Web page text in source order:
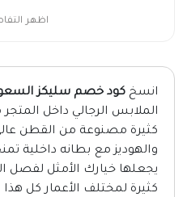
اظهر
انسخ كود خصم سليكز السعودية
الملابس الرجالي داخل المتجر
كثيرة مصنوعة من القطن
والهوديز مع بطانه داخلية
يجعلها خيارك الأمثل لفصل
كثيرة لمختلف الأعمار كل